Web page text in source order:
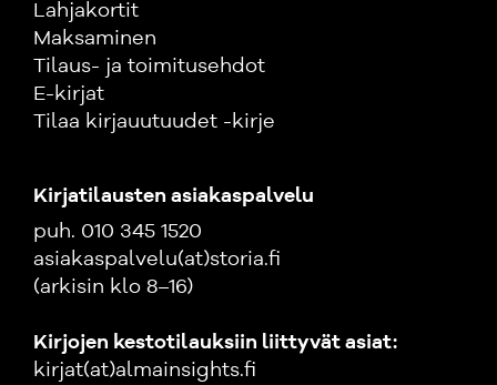
Lahjakortit
Maksaminen
Tilaus- ja toimitusehdot
E-kirjat
Tilaa kirjauutuudet -kirje
Kirjatilausten asiakaspalvelu
puh. 010 345 1520
asiakaspalvelu(at)storia.fi
(arkisin klo 8–16)
Kirjojen kestotilauksiin liittyvät asiat:
kirjat(at)almainsights.fi